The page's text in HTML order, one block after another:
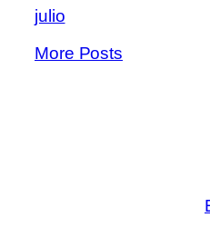
julio
More Posts